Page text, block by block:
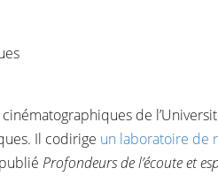
de
Il codirige un laboratoire de
Profondeurs de l’écoute et